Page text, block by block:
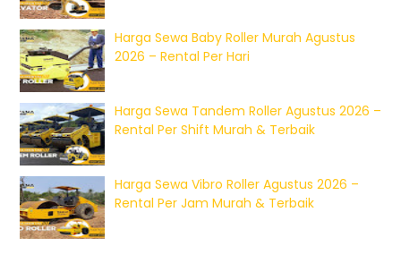
Harga Sewa Baby Roller Murah Agustus
2026 – Rental Per Hari
Harga Sewa Tandem Roller Agustus 2026 –
Rental Per Shift Murah & Terbaik
Harga Sewa Vibro Roller Agustus 2026 –
Rental Per Jam Murah & Terbaik